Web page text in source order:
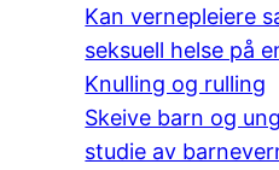
Kan vernepleiere
seksuell helse på
Knulling og rulling
Skeive barn og
studie av